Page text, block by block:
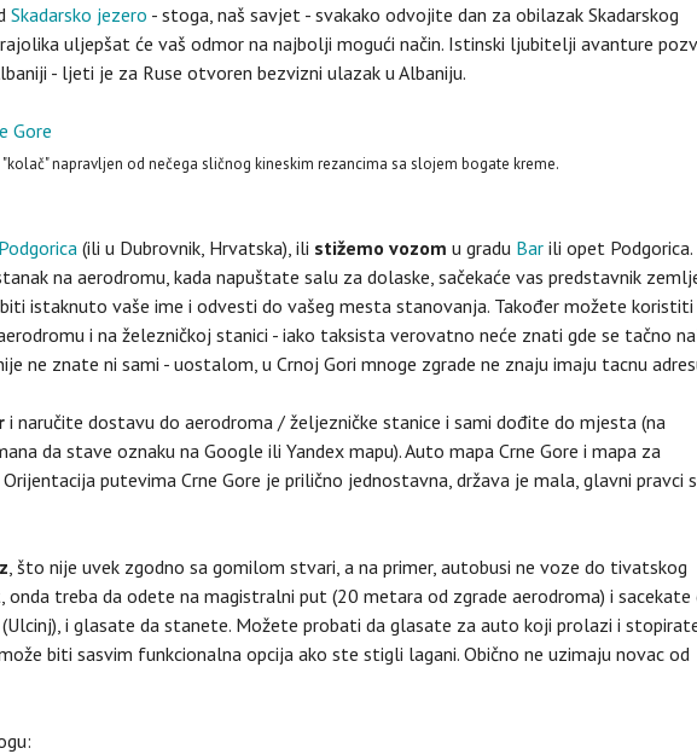
Skadarsko jezero - stoga, naš savjet - svakako odvojite dan za obilazak Skadarskog
uljepšat će vaš odmor na najbolji mogući način. Istinski ljubitelji avanture
- ljeti je za Ruse otvoren bezvizni ulazak u Albaniju.
napravljen od nečega sličnog kineskim rezancima sa slojem bogate kreme.
Podgorica (ili u Dubrovnik, Hrvatska), ili stižemo vozom u gradu Bar ili opet Podgorica.
na aerodromu, kada napuštate salu za dolaske, sačekaće vas predstavnik
istaknuto vaše ime i odvesti do vašeg mesta stanovanja. Također možete koristiti
aerodromu i na železničkoj stanici - iako taksista verovatno neće znati gde se tačno
ne znate ni sami - uostalom, u Crnoj Gori mnoge zgrade ne znaju imaju tacnu
i naručite dostavu do aerodroma / željezničke stanice i sami dođite do mjesta (na
da stave oznaku na Google ili Yandex mapu). Auto mapa Crne Gore i mapa za
Orijentacija putevima Crne Gore je prilično jednostavna, država je mala, glavni pravci
, što nije uvek zgodno sa gomilom stvari, a na primer, autobusi ne voze do tivatskog
treba da odete na magistralni put (20 metara od zgrade aerodroma) i sacekate
i glasate da stanete. Možete probati da glasate za auto koji prolazi i
biti sasvim funkcionalna opcija ako ste stigli lagani. Obično ne uzimaju novac od